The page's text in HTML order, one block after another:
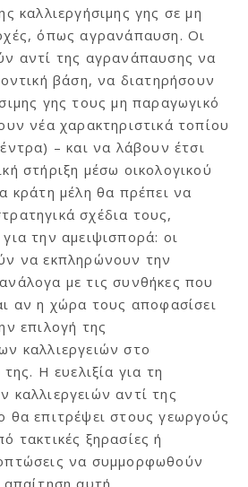
καλλιεργήσιμης γης σε μη
όπως αγρανάπαυση. Οι
αντί της αγρανάπαυσης να
βάση, να διατηρήσουν
γης τους μη παραγωγικό
νέα χαρακτηριστικά τοπίου
– και να λάβουν έτσι
στήριξη μέσω οικολογικού
κράτη μέλη θα πρέπει να
σχέδια τους,
την αμειψισπορά: οι
να εκπληρώνουν την
με τις συνθήκες που
αν η χώρα τους αποφασίσει
επιλογή της
καλλιεργειών στο
Η ευελιξία για τη
καλλιεργειών αντί της
θα επιτρέψει στους γεωργούς
τακτικές ξηρασίες ή
να συμμορφωθούν